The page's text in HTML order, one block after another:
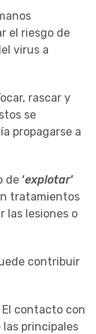
el riesgo de
virus a
rascar y
se
propagarse a
de ‘explotar’
tratamientos
las lesiones o
contribuir
El contacto con
principales